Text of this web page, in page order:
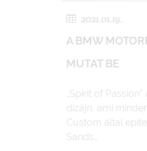
2021.01.19.
A BMW
MUTAT BE
„Spirit of
dizájn, ami
Custom által
Sands…